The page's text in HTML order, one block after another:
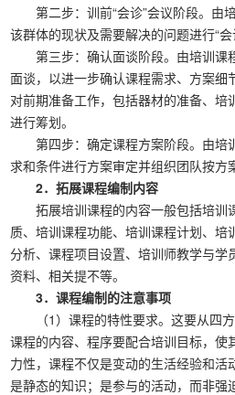
第二步：训前“会诊”会议阶段。由
该群体的现状及需要解决的问题进行“会
第三步：确认面谈阶段。由培训课
面谈，以进一步确认课程需求、方案细
对前期准备工作，包括器材的准备、培
进行筹划。
第四步：确定课程方案阶段。由培
求和条件进行方案审定并组织团队按方
2．拓展课程编制内容
拓展培训课程的内容一般包括培训
质、培训课程功能、培训课程计划、培
分析、课程项目设置、培训师教学与学
资料、相关提不等。
3．课程编制的注意事项
（1）课程的特性要求。这要从四方
课程的内容、程序要配合培训目标，
力性，课程不仅是变动的生活经验和活
是静态的知识；是参与的活动，而非